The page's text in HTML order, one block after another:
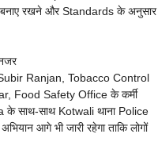
रखने और Standards के अनुसार
Ranjan, Tobacco Control
Food Safety Office के कर्मी
साथ-साथ Kotwali थाना Police
आगे भी जारी रहेगा ताकि लोगों